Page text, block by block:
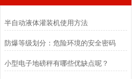
半自动液体灌装机使用方法
防爆等级划分：危险环境的安全密码
小型电子地磅秤有哪些优缺点呢？